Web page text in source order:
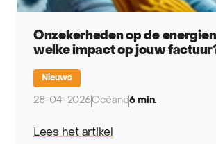
Onzekerheden op de
welke impact op jouw
Nieuws
28-04-2026Océane6 min.
Lees het artikel